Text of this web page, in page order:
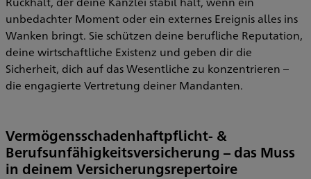
unbedachter Moment oder ein externes Ereignis alles ins
Wanken bringt. Sie schützen deine berufliche Reputation,
deine wirtschaftliche Existenz und geben dir die
Sicherheit, dich auf das Wesentliche zu konzentrieren –
die engagierte Vertretung deiner Mandanten.
Vermögensschadenhaftpflicht- &
Berufsunfähigkeitsversicherung – das Muss
in deinem Versicherungsrepertoire